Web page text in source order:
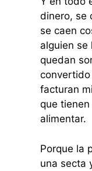
dinero, se
se caen
alguien se
quedan
convertido
facturan
que
alimentar.
Porque la
una secta